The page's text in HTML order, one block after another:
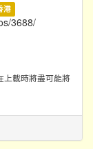
港
3688/
上載時將盡可能將